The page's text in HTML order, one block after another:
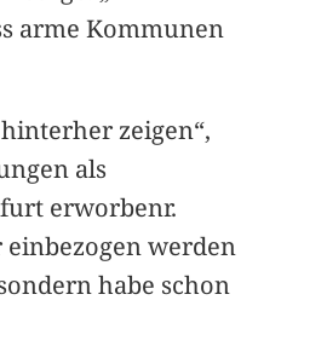
arme Kommunen
zeigen“,
als
erworbenr.
einbezogen werden
habe schon